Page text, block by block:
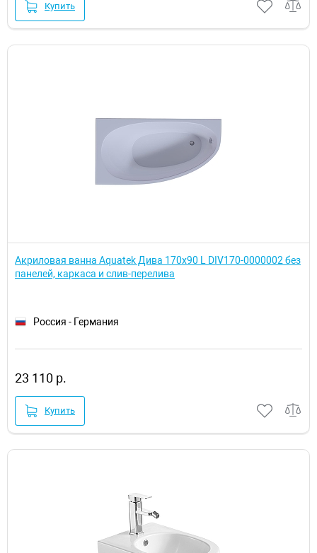
Купить
Акриловая ванна Aquatek Дива 170х90 L DIV170-0000002 без
панелей, каркаса и слив-перелива
Россия - Германия
23 110 р.
Купить